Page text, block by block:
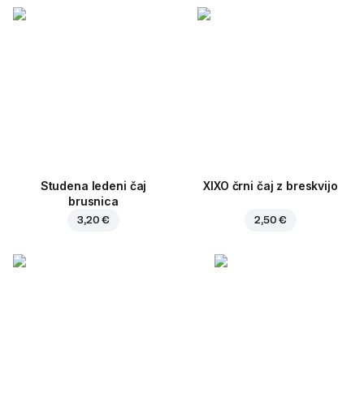
Studena ledeni čaj
brusnica
3,20 €
XIXO črni čaj z breskvijo
2,50 €